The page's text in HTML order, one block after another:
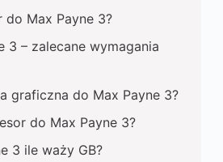
Max Payne 3?
3 – zalecane wymagania
graficzna do Max Payne 3?
do Max Payne 3?
3 ile waży GB?